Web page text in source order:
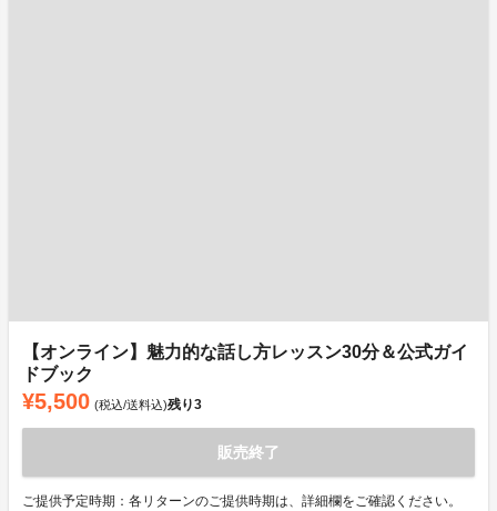
【オンライン】魅力的な話し方レッスン30分＆公式ガイ
ドブック
¥5,500 (税込/送料込)残り3
販売終了
ご提供予定時期：各リターンのご提供時期は、詳細欄をご確認ください。